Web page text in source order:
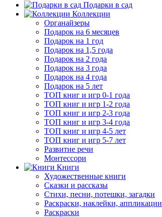
Подарки в сад
Коллекции
Органайзеры
Подарок на 6 месяцев
Подарок на 1 год
Подарок на 1,5 года
Подарок на 2 года
Подарок на 3 года
Подарок на 4 года
Подарок на 5 лет
ТОП книг и игр 0-1 года
ТОП книг и игр 1-2 года
ТОП книг и игр 2-3 года
ТОП книг и игр 3-4 года
ТОП книг и игр 4-5 лет
ТОП книг и игр 5-7 лет
Развитие речи
Монтессори
Книги
Художественные книги
Сказки и рассказы
Стихи, песни, потешки, загадки
Раскраски, наклейки, аппликации
Раскраски